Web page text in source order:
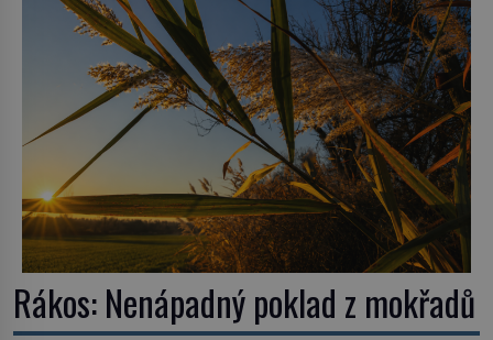
Rákos: Nenápadný poklad z mokřadů